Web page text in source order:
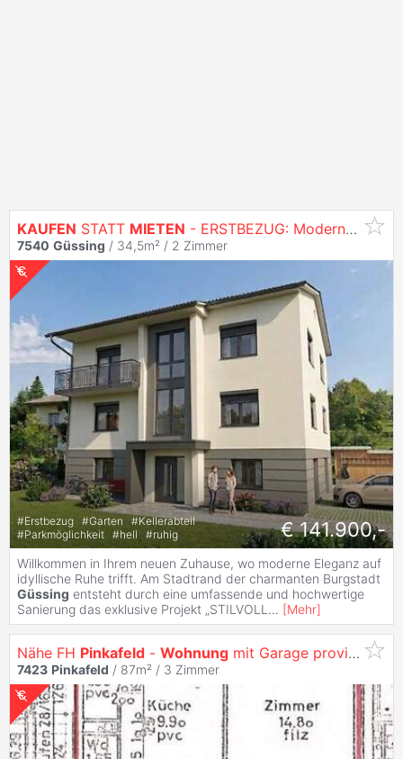
KAUFEN STATT MIETEN - ERSTBEZUG: Moderne 2-Zimmer-
7540 Güssing / 34,5m² / 2 Zimmer
#Erstbezug #Garten #Kellerabteil
#Parkmöglichkeit #hell #ruhig € 141.900,-
Willkommen in Ihrem neuen Zuhause, wo moderne Eleganz auf
idyllische Ruhe trifft. Am Stadtrand der charmanten Burgstadt
Güssing entsteht durch eine umfassende und hochwertige
Sanierung das exklusive Projekt „STILVOLL ... [Mehr]
Nähe FH Pinkafeld - Wohnung mit Garage provisionsfrei
7423 Pinkafeld / 87m² / 3 Zimmer